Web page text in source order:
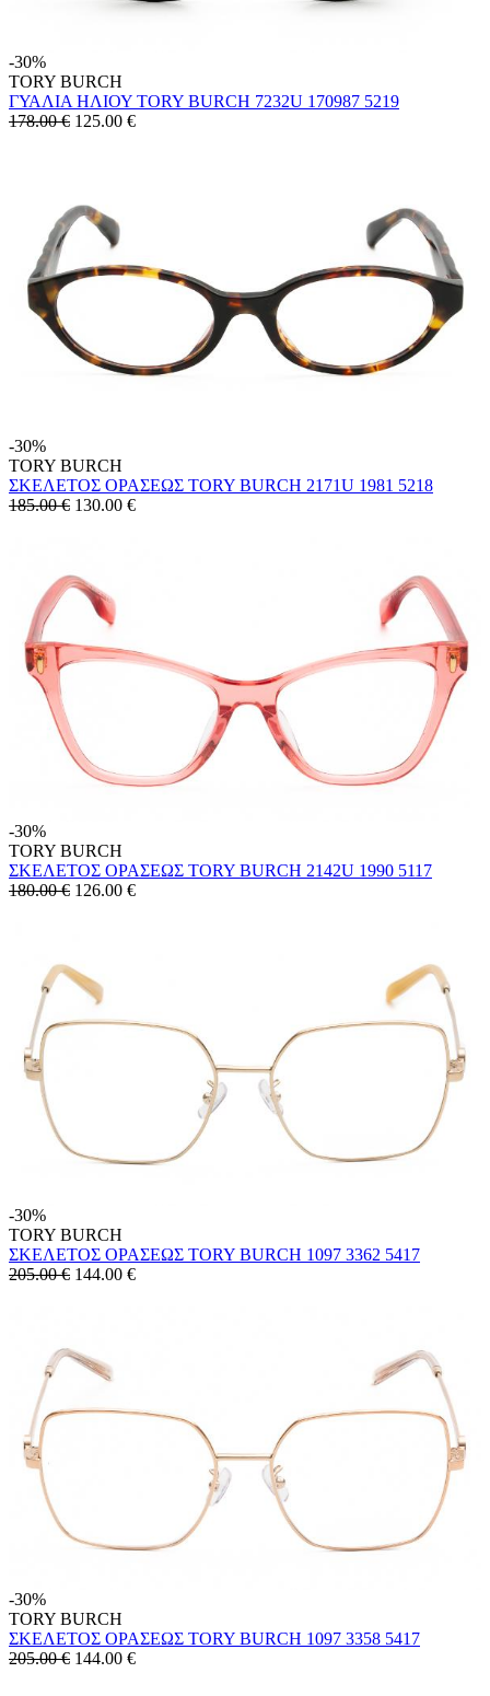
-30%
TORY BURCH
ΓΥΑΛΙΑ ΗΛΙΟΥ TORY BURCH 7232U 170987 5219
178.00 € 125.00 €
-30%
TORY BURCH
ΣΚΕΛΕΤΟΣ ΟΡΑΣΕΩΣ TORY BURCH 2171U 1981 5218
185.00 € 130.00 €
-30%
TORY BURCH
ΣΚΕΛΕΤΟΣ ΟΡΑΣΕΩΣ TORY BURCH 2142U 1990 5117
180.00 € 126.00 €
-30%
TORY BURCH
ΣΚΕΛΕΤΟΣ ΟΡΑΣΕΩΣ TORY BURCH 1097 3362 5417
205.00 € 144.00 €
-30%
TORY BURCH
ΣΚΕΛΕΤΟΣ ΟΡΑΣΕΩΣ TORY BURCH 1097 3358 5417
205.00 € 144.00 €